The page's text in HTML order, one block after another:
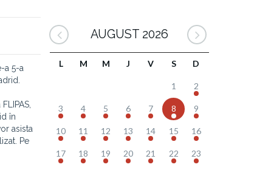
a 5-a
în
asista
Pe
AUGUST 2026
L M M J V S D
1 2
3 4 5 6 7 8 9
10 11 12 13 14 15 16
17 18 19 20 21 22 23